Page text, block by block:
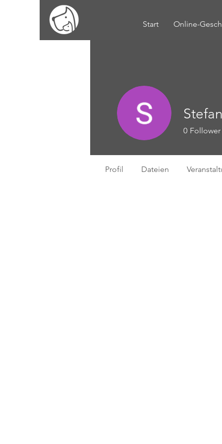
Start Online-
0 Follower
Profil Dateien